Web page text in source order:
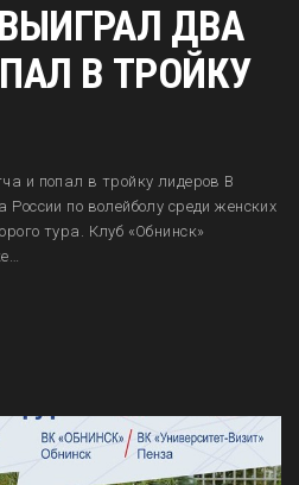
ДВА
В ТРОЙКУ
и попал в тройку лидеров В
по волейболу среди женских
тура. Клуб «Обнинск»